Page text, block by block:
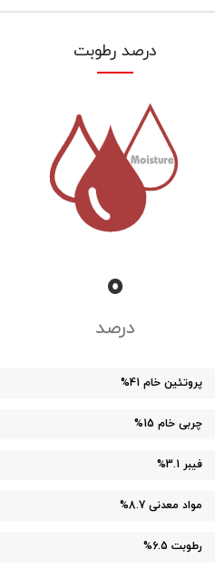
درصد رطوبت
0
درصد
پروتئین خام41%
چربی خام 15%
فیبر3.1%
مواد معدنی8.7%
رطوبت 6.5%